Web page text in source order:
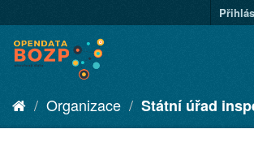
Organizace Státní úřad